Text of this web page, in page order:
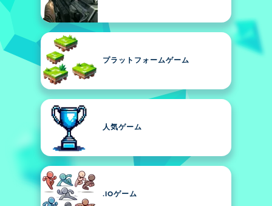
プラットフォームゲーム
人気ゲーム
.IOゲーム